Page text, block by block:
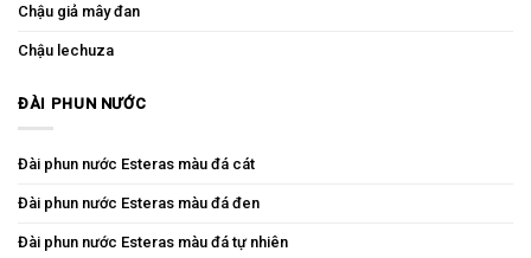
Chậu giả mây đan
Chậu lechuza
ĐÀI PHUN NƯỚC
Đài phun nước Esteras màu đá cát
Đài phun nước Esteras màu đá đen
Đài phun nước Esteras màu đá tự nhiên